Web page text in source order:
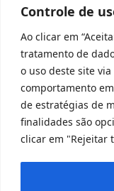
Controle de
Ao clicar em
tratamento de
o uso deste site
comportamento
de estratégias de
finalidades são
clicar em "Rejeitar